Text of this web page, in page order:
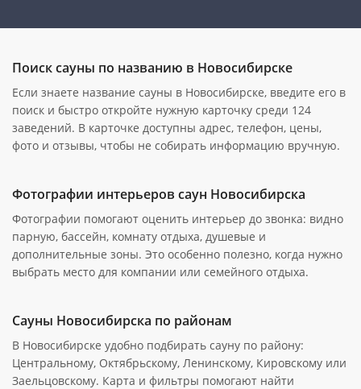
Поиск сауны по названию в Новосибирске
Если знаете название сауны в Новосибирске, введите его в
поиск и быстро откройте нужную карточку среди 124
заведений. В карточке доступны адрес, телефон, цены,
фото и отзывы, чтобы не собирать информацию вручную.
Фотографии интерьеров саун Новосибирска
Фотографии помогают оценить интерьер до звонка: видно
парную, бассейн, комнату отдыха, душевые и
дополнительные зоны. Это особенно полезно, когда нужно
выбрать место для компании или семейного отдыха.
Сауны Новосибирска по районам
В Новосибирске удобно подбирать сауну по району:
Центральному, Октябрьскому, Ленинскому, Кировскому или
Заельцовскому. Карта и фильтры помогают найти